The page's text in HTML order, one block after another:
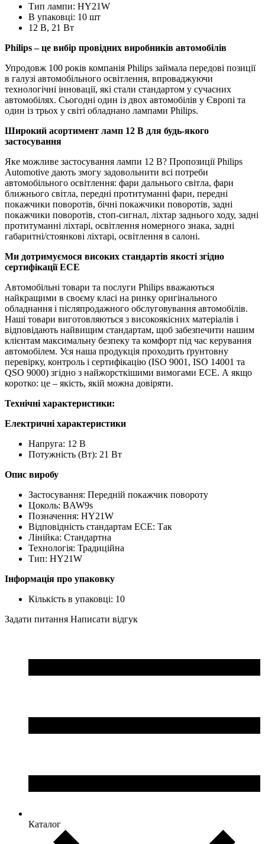
Тип лампи: HY21W
В упаковці: 10 шт
12 В, 21 Вт
Philips – це вибір провідних виробників автомобілів
Упродовж 100 років компанія Philips займала передові позиції
в галузі автомобільного освітлення, впроваджуючи
технологічні інновації, які стали стандартом у сучасних
автомобілях. Сьогодні один із двох автомобілів у Європі та
один із трьох у світі обладнано лампами Philips.
Широкий асортимент ламп 12 В для будь-якого
застосування
Яке можливе застосування лампи 12 В? Пропозиції Philips
Automotive дають змогу задовольнити всі потреби
автомобільного освітлення: фари дальнього світла, фари
ближнього світла, передні протитуманні фари, передні
покажчики поворотів, бічні покажчики поворотів, задні
покажчики поворотів, стоп-сигнал, ліхтар заднього ходу, задні
протитуманні ліхтарі, освітлення номерного знака, задні
габаритні/стоянкові ліхтарі, освітлення в салоні.
Ми дотримуємося високих стандартів якості згідно
сертифікації ЕСЕ
Автомобільні товари та послуги Philips вважаються
найкращими в своєму класі на ринку оригінального
обладнання і післяпродажного обслуговування автомобілів.
Наші товари виготовляються з високоякісних матеріалів і
відповідають найвищим стандартам, щоб забезпечити нашим
клієнтам максимальну безпеку та комфорт під час керування
автомобілем. Уся наша продукція проходить ґрунтовну
перевірку, контроль і сертифікацію (ISO 9001, ISO 14001 та
QSO 9000) згідно з найжорсткішими вимогами ECE. А якщо
коротко: це – якість, якій можна довіряти.
Технічні характеристики:
Електричні характеристики
Напруга: 12 В
Потужність (Вт): 21 Вт
Опис виробу
Застосування: Передній покажчик повороту
Цоколь: BAW9s
Позначення: HY21W
Відповідність стандартам ЕСЕ: Так
Лінійка: Стандартна
Технологія: Традиційна
Тип: HY21W
Інформація про упаковку
Кількість в упаковці: 10
Задати питання Написати відгук
Каталог